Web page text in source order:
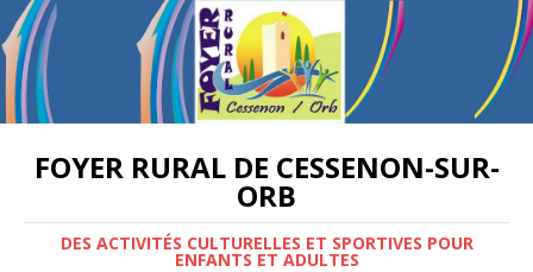
FOYER RURAL DE CESSENON-SUR-
ORB
DES ACTIVITÉS CULTURELLES ET SPORTIVES POUR
ENFANTS ET ADULTES